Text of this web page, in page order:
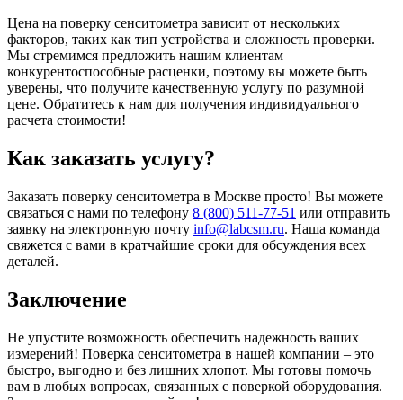
Цена на поверку сенситометра зависит от нескольких
факторов, таких как тип устройства и сложность проверки.
Мы стремимся предложить нашим клиентам
конкурентоспособные расценки, поэтому вы можете быть
уверены, что получите качественную услугу по разумной
цене. Обратитесь к нам для получения индивидуального
расчета стоимости!
Как заказать услугу?
Заказать поверку сенситометра в Москве просто! Вы можете
связаться с нами по телефону 8 (800) 511-77-51 или отправить
заявку на электронную почту info@labcsm.ru. Наша команда
свяжется с вами в кратчайшие сроки для обсуждения всех
деталей.
Заключение
Не упустите возможность обеспечить надежность ваших
измерений! Поверка сенситометра в нашей компании – это
быстро, выгодно и без лишних хлопот. Мы готовы помочь
вам в любых вопросах, связанных с поверкой оборудования.